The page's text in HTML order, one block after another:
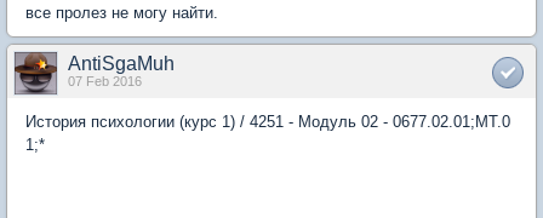
все пролез не могу найти.
AntiSgaMuh
07 Feb 2016
История психологии (курс 1) / 4251 - Модуль 02 - 0677.02.01;МТ.0
1;*